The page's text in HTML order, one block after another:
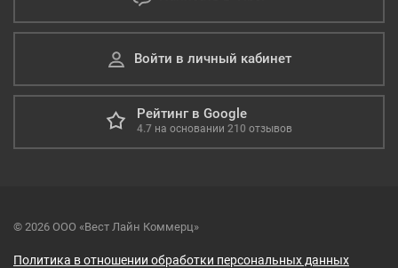
Войти в личный кабинет
Рейтинг в Google
4.7 на основании 210 отзывов
© 2026 ООО «Вест Лайн Коммерц»
Политика в отношении обработки персональных данных